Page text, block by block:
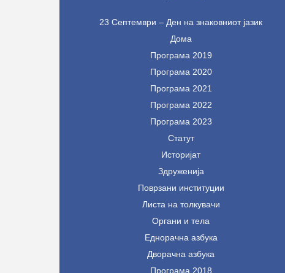
23 Септември – Ден на знаковниот јазик
Дома
Програма 2019
Програма 2020
Програма 2021
Програма 2022
Програма 2023
Статут
Историјат
Здруженија
Поврзани институции
Листа на толкувачи
Органи и тела
Еднорачна азбука
Дворачна азбука
Програма 2018